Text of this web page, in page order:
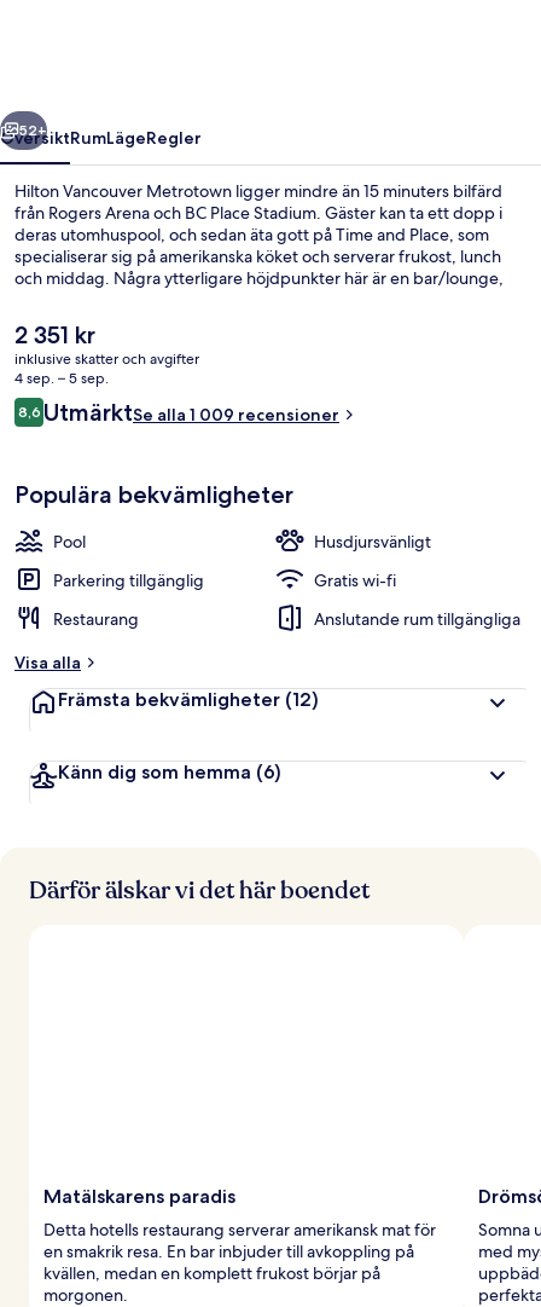
Nästa
52+
ÖversiktRumLägeRegler
Hilton Vancouver Metrotown ligger mindre än 15 minuters bilfärd
från Rogers Arena och BC Place Stadium. Gäster kan ta ett dopp i
deras utomhuspool, och sedan äta gott på Time and Place, som
specialiserar sig på amerikanska köket och serverar frukost, lunch
och middag. Några ytterligare höjdpunkter här är en bar/lounge,
väl om den hjälpsamma personalen och läget. Boendet ligger bara
en kort promenad från kollektivtrafik. Till Metrotown Station tar det
6 minuter att gå och till Patterson Station är det 10 minuter.
Det
nuvarande
priset
är
2 351 kr
2 351 kr
inklusive skatter och avgifter
4 sep. – 5 sep.
Recensioner
8,68,6 av 10,
UtmärktSe alla 1 009 recensioner
Populära bekvämligheter
Pool
Husdjursvänligt
Parkering tillgänglig
Gratis wi-fi
Restaurang
Anslutande rum tillgängliga
Visa alla
Främsta bekvämligheter (12)
Känn dig som hemma (6)
Därför älskar vi det här boendet
Matälskarens paradis
Detta hotells restaurang serverar amerikansk mat för
en smakrik resa. En bar inbjuder till avkoppling på
kvällen, medan en komplett frukost börjar på
morgonen.
Somna
med